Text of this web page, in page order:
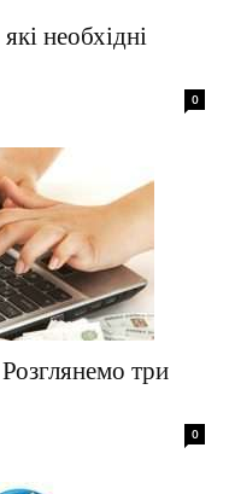
необхідні
0
три
0